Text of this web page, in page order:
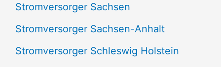
Stromversorger Sachsen
Stromversorger Sachsen-Anhalt
Stromversorger Schleswig Holstein